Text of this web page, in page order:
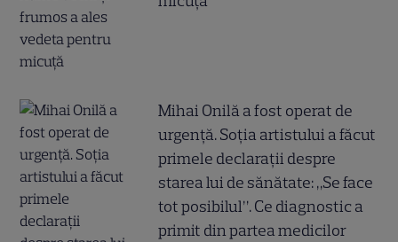
Mihai Onilă a fost operat de
urgență. Soția artistului a făcut
primele declarații despre
starea lui de sănătate: „Se face
tot posibilul”. Ce diagnostic a
primit din partea medicilor